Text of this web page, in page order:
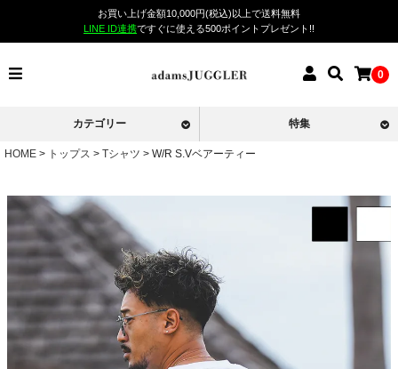
お買い上げ金額10,000円(税込)以上で送料無料
LINE ID連携ですぐに使える500ポイントプレゼント!!
0
カテゴリー 特集
HOME トップス Tシャツ W/R S.Vベアーティー